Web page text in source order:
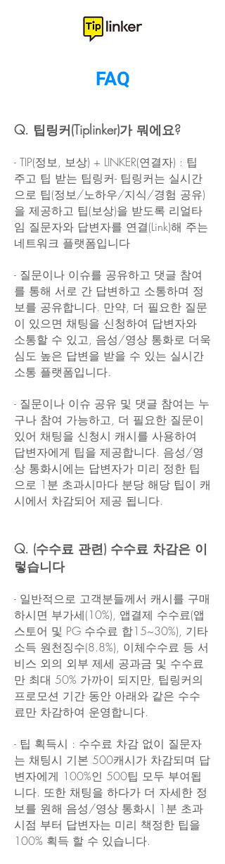
FAQ
Q. 팁링커(Tiplinker)가 뭐에요?
​- TIP(정보, 보상) + LINKER(연결자) : 팁
주고 팁 받는 팁링커​- 팁링커는 실시간
으로 팁(정보/노하우/지식/경험 공유)
을 제공하고 팁(보상)을 받도록 리얼타
임 질문자와 답변자를 연결(Link)해 주는
네트워크 플랫폼입니다
​- 질문이나 이슈를 공유하고 댓글 참여
를 통해 서로 간 답변하고 소통하며 정
보를 공유합니다. 만약, 더 필요한 질문
이 있으면 채팅을 신청하여 답변자와
소통할 수 있고, 음성/영상 통화로 더욱
심도 높은 답변을 받을 수 있는 실시간
소통 플랫폼입니다.​
- 질문이나 이슈 공유 및 댓글 참여는 누
구나 참여 가능하고, 더 필요한 질문이
있어 채팅을 신청시 캐시를 사용하여
답변자에게 팁을 제공합니다. 음성/영
상 통화시에는 답변자가 미리 정한 팁
으로 1분 초과시마다 분당 해당 팁이 캐
시에서 차감되어 제공 됩니다.​​
Q. (수수료 관련) 수수료 차감은 이
렇습니다
- 일반적으로 고객분들께서 캐시를 구매
하시면 부가세(10%), 앱결제 수수료(앱
스토어 및 PG 수수료 합15~30%), 기타
소득 원천징수(8.8%), 이체수수료 등 서
비스 외의 외부 제세 공과금 및 수수료
만 최대 50% 가까이 되지만, 팁링커의
프로모션 기간 동안 아래와 같은 수수
료만 차감하여 운영합니다.
​- 팁 획득시 : 수수료 차감 없이 질문자
는 채팅시 기본 500캐시가 차감되며 답
변자에게 100%인 500팁 모두 부여됩
니다. 또한 채팅을 하다가 더 자세한 정
보를 원해 음성/영상 통화시 1분 초과
시점 부터 답변자는 미리 책정한 팁을
100% 획득 할 수 있습니다.